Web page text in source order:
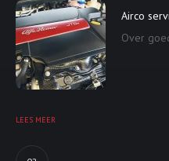
Airco
Over
LEES MEER